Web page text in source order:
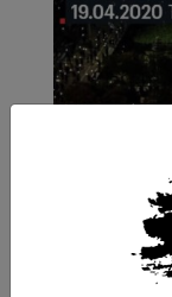
2 000
une